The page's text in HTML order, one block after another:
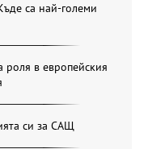
са най-големи
в европейския
си за САЩ